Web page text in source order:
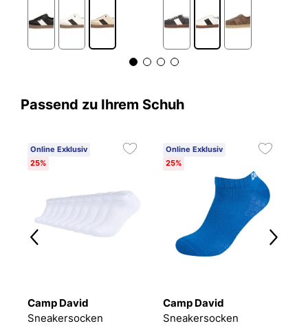
Passend zu Ihrem Schuh
Online Exklusiv
25%
Camp David
Sneakersocken
Online Exklusiv
25%
Camp David
Sneakersocken